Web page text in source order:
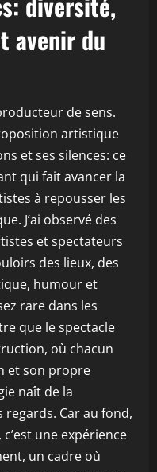
avenir du
de sens.
artistique
et ses silences: ce
qui fait avancer la
à repousser les
J’ai observé des
et spectateurs
des lieux, des
humour et
rare dans les
que le spectacle
où chacun
et son propre
naît de la
Car au fond,
une expérience
un cadre où